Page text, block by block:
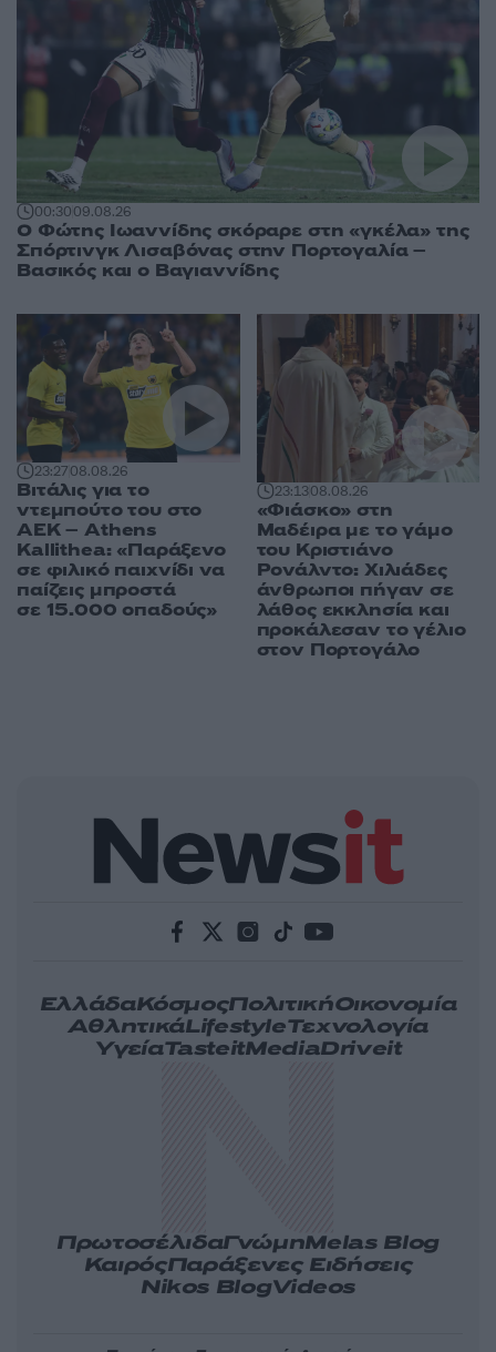
00:3009.08.26
Ο Φώτης Ιωαννίδης σκόραρε στη «γκέλα» της
Σπόρτινγκ Λισαβόνας στην Πορτογαλία –
Βασικός και ο Βαγιαννίδης
23:2708.08.26
Βιτάλις για το
ντεμπούτο του στο
ΑΕΚ – Athens
Kallithea: «Παράξενο
σε φιλικό παιχνίδι να
παίζεις μπροστά
σε 15.000 οπαδούς»
23:1308.08.26
«Φιάσκο» στη
Μαδέιρα με το γάμο
του Κριστιάνο
Ρονάλντο: Χιλιάδες
άνθρωποι πήγαν σε
λάθος εκκλησία και
προκάλεσαν το γέλιο
στον Πορτογάλο
ΕλλάδαΚόσμοςΠολιτικήΟικονομία
ΑθλητικάLifestyleΤεχνολογία
ΥγείαTasteitMediaDriveit
ΠρωτοσέλιδαΓνώμηMelas Blog
ΚαιρόςΠαράξενες Ειδήσεις
Nikos BlogVideos